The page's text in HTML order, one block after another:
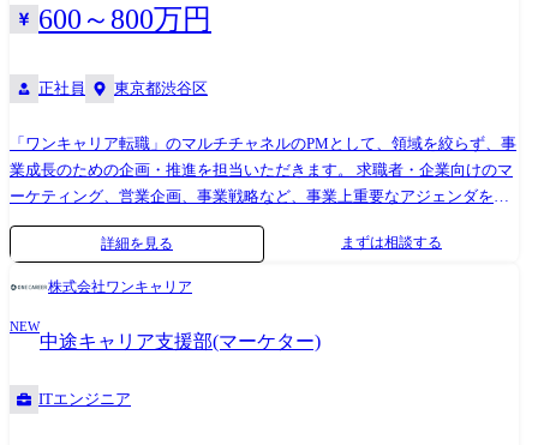
ア転職のスカウトプラットフォーム活用を通じた決定数最大化のための
コンサルティングをお任せします。具体的な業務内容は以下の通りで
た上で業務は調整いたします。 ●オンボーディング:導入初期の目標設
ータ分析・改善提案:ログイン頻度、スカウト送信数、返信率等のKPIを
分析し、ボトルネックを特定 ●コンテンツ・求人作成支援:求職者のイン
サイト(キャリアデータ)に基づいた、訴求力の高いスカウト文面や求人票
の書き方をアドバイス ●リレーション構築:クライアントに対する定期的
なれポーティング等を通じた中長期的なパートナーシップの確立 ●プロ
能性あり <<このポジションにおける組織の現状>> 今年から立ち上げたマ
ネージャー1名、メンバー数名の新しい組織になります。 組織の立ち上
600～800万円
正社員 東京都渋谷区
「ワンキャリア転職」のマルチチャネルのPMとして、領域を絞らず、事
業成長のための企画・推進を担当いただきます。 求職者・企業向けのマ
ーケティング、営業企画、事業戦略など、事業上重要なアジェンダを
様々なアプローチで企画から実行まで一気通貫で担っていただきます。
<<ご担当いただく可能性のある領域>> ●戦略・プランニング領域 └認知
最大化に向けたシナリオ策定: ターゲットの生活導線を分析し、OOH・
└勝てる戦術の再定義: 自社の膨大なキャリアデータを活用し、既存の枠
組みに捉われない独自のプロモーション企画の立案。 ●クリエイティ
ブ・実行領域 └一気通貫のプロジェクト推進: 企画からクリエイティブ監
修、媒体選定、エージェンシー交渉、実施、効果検証までをPMとしてリ
詳細を見る まずは相談する
株式会社ワンキャリア
NEW
中途キャリア支援部(マーケター)
ITエンジニア